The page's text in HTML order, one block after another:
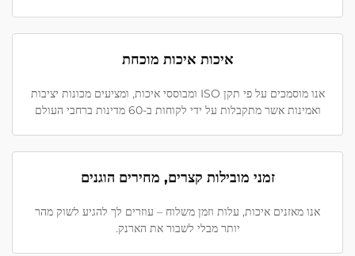
איכות איכות מוכחת
אנו מוסמכים על פי תקן ISO ומבוססי איכות, ומציעים מכונות יציבות
ואמינות אשר מתקבלות על ידי לקוחות ב-60 מדינות ברחבי העולם
זמני מובילות קצרים, מחירים הוגנים
אנו מאזנים איכות, עלות וזמן משלוח – עוזרים לך להגיע לשוק מהר
יותר מבלי לשבור את הארנק.